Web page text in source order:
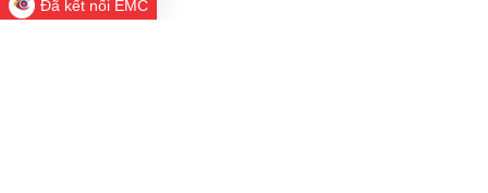
Đã kết nối EMC